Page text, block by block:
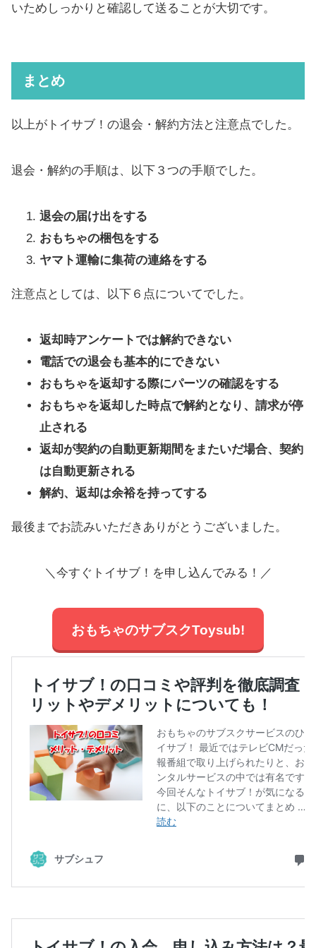
いためしっかりと確認して送ることが大切です。
まとめ
以上がトイサブ！の退会・解約方法と注意点でした。
退会・解約の手順は、以下３つの手順でした。
退会の届け出をする
おもちゃの梱包をする
ヤマト運輸に集荷の連絡をする
注意点としては、以下６点についてでした。
返却時アンケートでは解約できない
電話での退会も基本的にできない
おもちゃを返却する際にパーツの確認をする
おもちゃを返却した時点で解約となり、請求が停
止される
返却が契約の自動更新期間をまたいだ場合、契約
は自動更新される
解約、返却は余裕を持ってする
最後までお読みいただきありがとうございました。
＼今すぐトイサブ！を申し込んでみる！／
おもちゃのサブスクToysub!